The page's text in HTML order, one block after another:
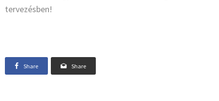
tervezésben!
Share Share